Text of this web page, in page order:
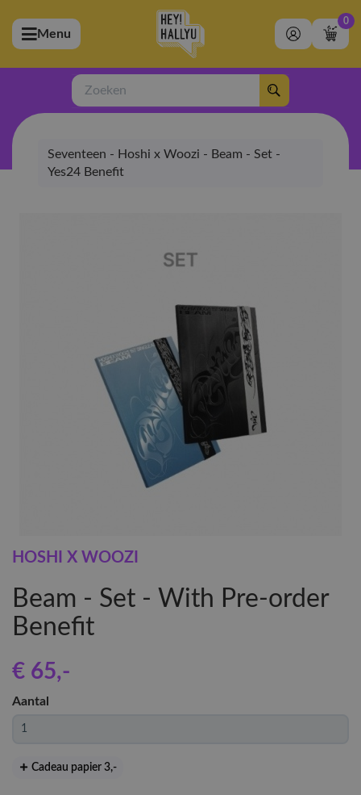
(Artiesten)
(Merchandise)
(Exclusive)
(Winkel)
Menu
0
Zoeken
Seventeen - Hoshi x Woozi - Beam - Set -
Yes24 Benefit
HOSHI X WOOZI
Beam - Set - With Pre-order
Benefit
€ 65,-
Aantal
Cadeau papier 3,-